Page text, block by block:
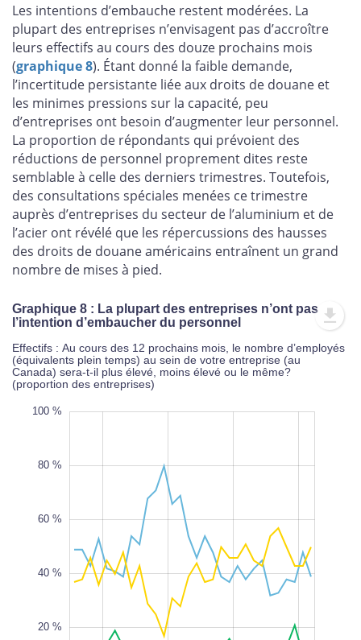
Les intentions d’embauche restent modérées. La
plupart des entreprises n’envisagent pas d’accroître
leurs effectifs au cours des douze prochains mois
(graphique 8). Étant donné la faible demande,
l’incertitude persistante liée aux droits de douane et
les minimes pressions sur la capacité, peu
d’entreprises ont besoin d’augmenter leur personnel.
La proportion de répondants qui prévoient des
réductions de personnel proprement dites reste
semblable à celle des derniers trimestres. Toutefois,
des consultations spéciales menées ce trimestre
auprès d’entreprises du secteur de l’aluminium et de
l’acier ont révélé que les répercussions des hausses
des droits de douane américains entraînent un grand
nombre de mises à pied.
Graphique 8 : La plupart des entreprises n’ont pas
l’intention d’embaucher du personnel
Effectifs : Au cours des 12 prochains mois, le nombre d’employés
(équivalents plein temps) au sein de votre entreprise (au
Canada) sera-t-il plus élevé, moins élevé ou le même?
(proportion des entreprises)
100 %
80 %
60 %
40 %
20 %
100%